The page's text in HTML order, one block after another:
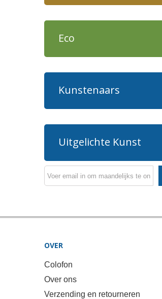
Eco
Kunstenaars
Uitgelichte Kunst
OVER
Colofon
Over ons
Verzending en retourneren